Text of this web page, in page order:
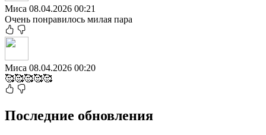
Миса 08.04.2026 00:21
Очень понравилось милая пара
Миса 08.04.2026 00:20
🥰🥰🥰🥰🥰
Последние обновления